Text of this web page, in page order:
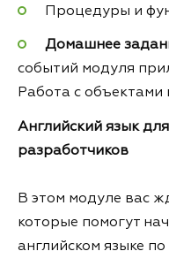
Процедуры и
Домашнее
событий модуля
Работа с
Английский язык
разработчиков
В этом модуле вас
которые помогут
английском языке